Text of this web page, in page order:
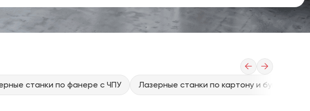
← →
станки по фанере с ЧПУ Лазерные станки по картону и бумаге с